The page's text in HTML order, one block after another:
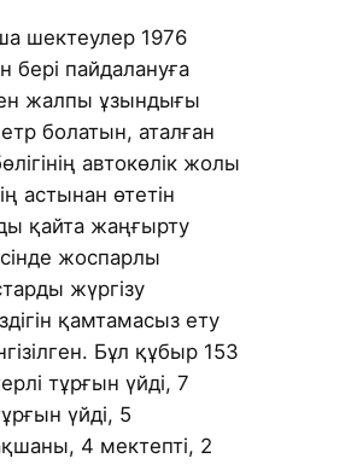
шектеулер 1976
бері пайдалануға
жалпы ұзындығы
болатын, аталған
автокөлік жолы
астынан өтетін
қайта жаңғырту
жоспарлы
жүргізу
қамтамасыз ету
Бұл құбыр 153
тұрғын үйді, 7
үйді, 5
4 мектепті, 2